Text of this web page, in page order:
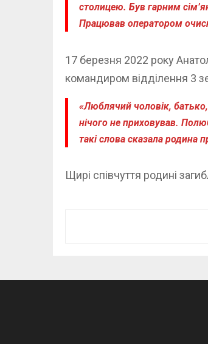
столицею. Був гарним
Працював оператором
17 березня 2022 року
командиром відділення 3
«Люблячий чоловік,
нічого не приховував.
такі слова сказала родина
Щирі співчуття родині